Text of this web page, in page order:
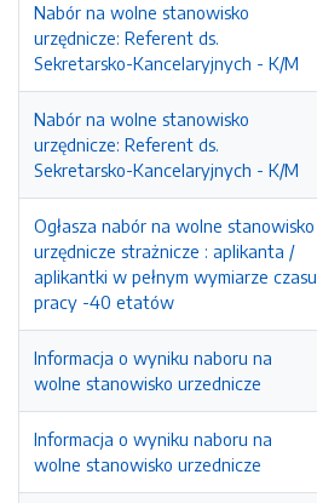
Nabór na wolne stanowisko
urzędnicze: Referent ds.
Sekretarsko-Kancelaryjnych - K/M
Nabór na wolne stanowisko
urzędnicze: Referent ds.
Sekretarsko-Kancelaryjnych - K/M
Ogłasza nabór na wolne stanowisko
urzędnicze strażnicze : aplikanta /
aplikantki w pełnym wymiarze czasu
pracy -40 etatów
Informacja o wyniku naboru na
wolne stanowisko urzednicze
Informacja o wyniku naboru na
wolne stanowisko urzednicze